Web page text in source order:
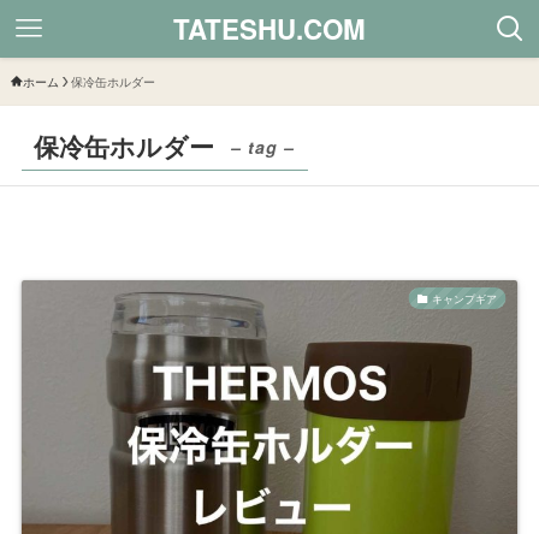
TATESHU.COM
ホーム 保冷缶ホルダー
保冷缶ホルダー – tag –
キャンプギア